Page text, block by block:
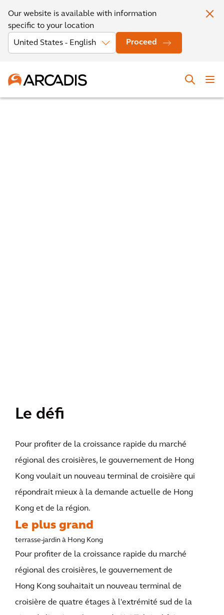
Our website is available with information
specific to your location
Proceed
Le défi
Pour profiter de la croissance rapide du marché
régional des croisières, le gouvernement de Hong
Kong voulait un nouveau terminal de croisière qui
répondrait mieux à la demande actuelle de Hong
Kong et de la région.
Le plus grand
terrasse-jardin à Hong Kong
Pour profiter de la croissance rapide du marché
régional des croisières, le gouvernement de
Hong Kong souhaitait un nouveau terminal de
croisière de quatre étages à l'extrémité sud de la